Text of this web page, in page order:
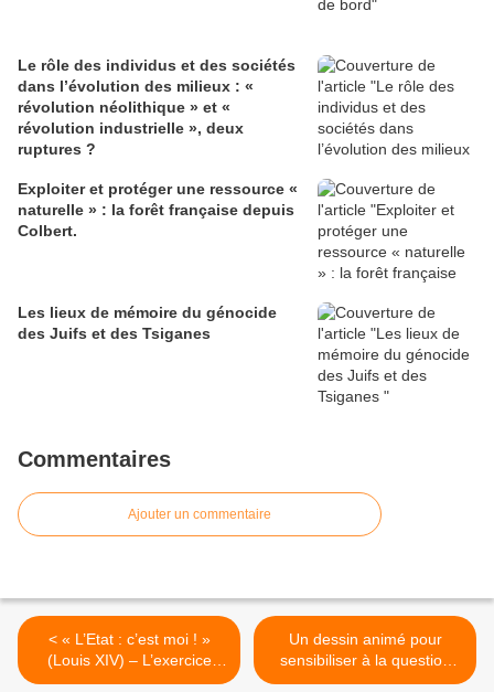
Le rôle des individus et des sociétés
dans l’évolution des milieux : «
révolution néolithique » et «
révolution industrielle », deux
ruptures ?
Exploiter et protéger une ressource «
naturelle » : la forêt française depuis
Colbert.
Les lieux de mémoire du génocide
des Juifs et des Tsiganes
Commentaires
Ajouter un commentaire
< « L’Etat : c’est moi ! »
(Louis XIV) – L’exercice
absolu du pouvoir
Un dessin animé pour
sensibiliser à la question
des relations filles-garçons.